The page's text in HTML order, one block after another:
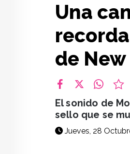
Una
de
El sonido de
sello que se
Jueves, 28